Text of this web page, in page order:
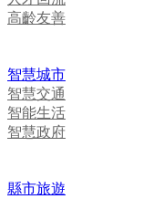
高齡友善
智慧城市
智慧交通
智能生活
智慧政府
縣市旅遊